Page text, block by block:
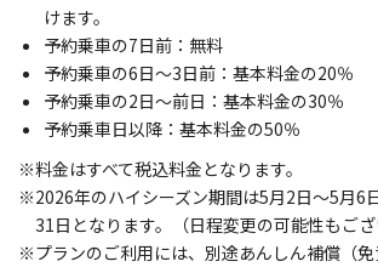
けます。
予約乗車の7日前：無料
予約乗車の6日～3日前：基本料金の20％
予約乗車の2日～前日：基本料金の30％
予約乗車日以降：基本料金の50％
料金はすべて税込料金となります。
2026年のハイシーズン期間は5月2日～5月6
31日となります。（日程変更の可能性もござ
プランのご利用には、別途あんしん補償（